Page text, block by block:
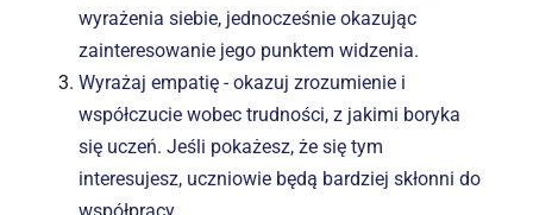
wyrażenia siebie, jednocześnie okazując
zainteresowanie jego punktem widzenia.
Wyrażaj empatię - okazuj zrozumienie i
współczucie wobec trudności, z jakimi boryka
się uczeń. Jeśli pokażesz, że się tym
interesujesz, uczniowie będą bardziej skłonni do